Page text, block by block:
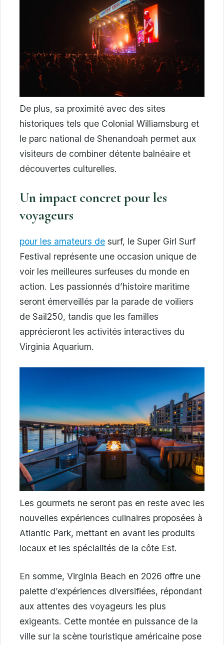
De plus, sa proximité avec des sites
historiques tels que Colonial Williamsburg et
le parc national de Shenandoah permet aux
visiteurs de combiner détente balnéaire et
découvertes culturelles.
Un impact concret pour les
voyageurs
pour les amateurs de surf, le Super Girl Surf
Festival représente une occasion unique de
voir les meilleures surfeuses du monde en
action. Les passionnés d’histoire maritime
seront émerveillés par la parade de voiliers
de Sail250, tandis que les familles
apprécieront les activités interactives du
Virginia Aquarium.
Les gourmets ne seront pas en reste avec les
nouvelles expériences culinaires proposées à
Atlantic Park, mettant en avant les produits
locaux et les spécialités de la côte Est.
En somme, Virginia Beach en 2026 offre une
palette d’expériences diversifiées, répondant
aux attentes des voyageurs les plus
exigeants. Cette montée en puissance de la
ville sur la scène touristique américaine pose